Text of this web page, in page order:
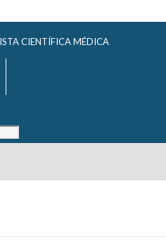
CIENTÍFICA MÉDICA